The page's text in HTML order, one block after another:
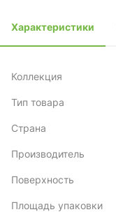
Характеристики
Коллекция
Тип товара
Страна
Производитель
Поверхность
Площадь упаковки